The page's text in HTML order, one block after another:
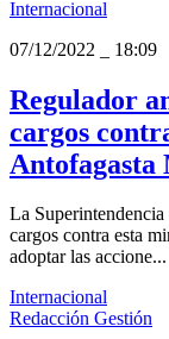
Internacional
07/12/2022
18:09
Regulador
cargos
Antofagasta
La
cargos contra esta
adoptar las accione...
Internacional
Redacción Gestión